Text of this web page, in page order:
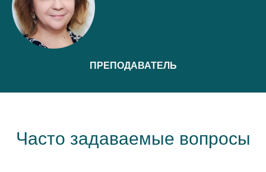
ПРЕПОДАВАТЕЛЬ
Часто задаваемые вопросы